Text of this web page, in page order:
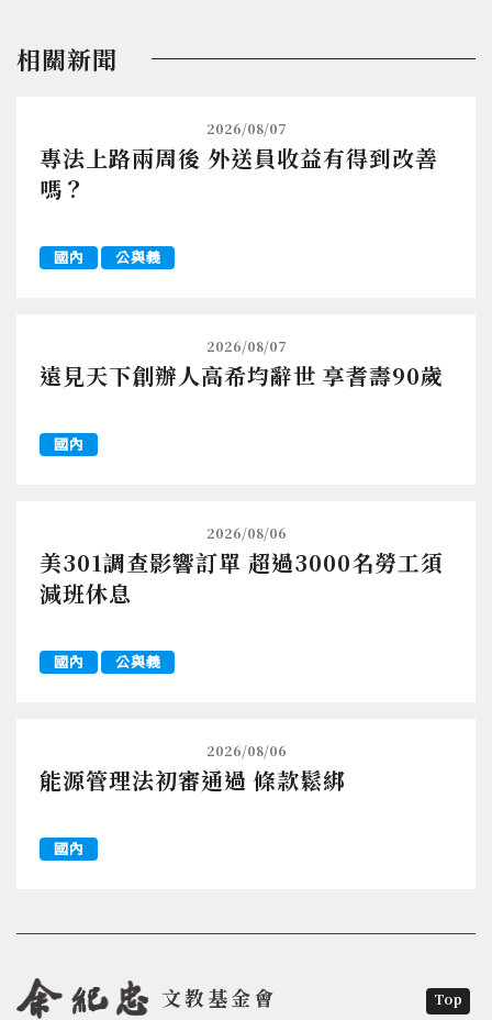
相關新聞
2026/08/07
專法上路兩周後 外送員收益有得到改善
嗎？
國內 公與義
2026/08/07
遠見天下創辦人高希均辭世 享耆壽90歲
國內
2026/08/06
美301調查影響訂單 超過3000名勞工須
減班休息
國內 公與義
2026/08/06
能源管理法初審通過 條款鬆綁
國內
文教基金會 Top